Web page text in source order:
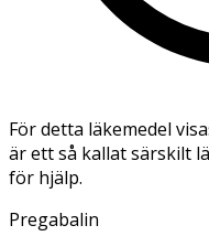
För detta läkemedel
är ett så kallat särskilt
för hjälp.
Pregabalin